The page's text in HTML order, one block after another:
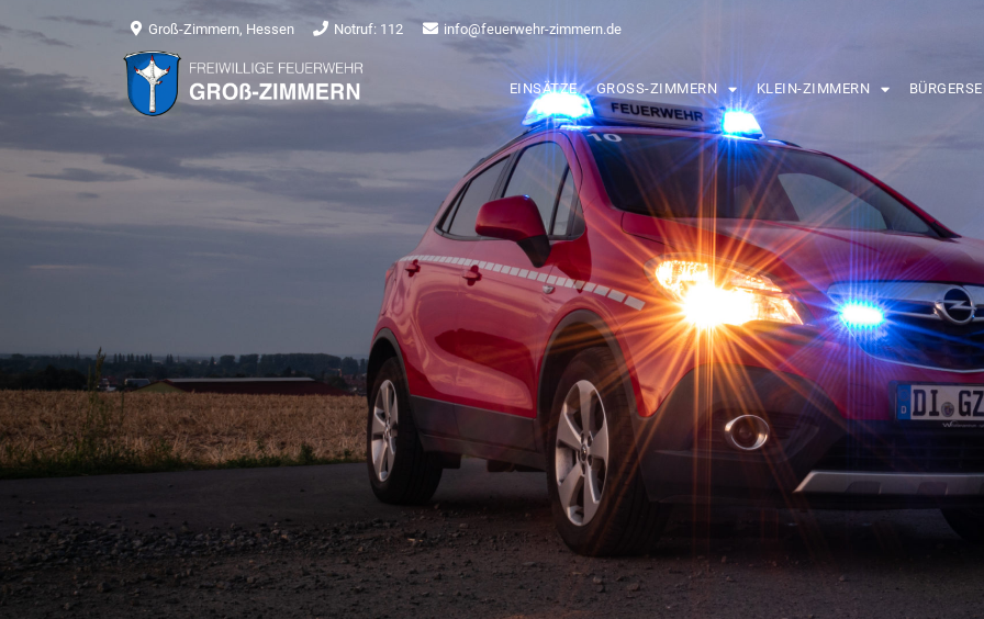
Groß-Zimmern, Hessen Notruf: 112 info@feuerwehr-zimmern.de
EINSÄTZE GROSS-ZIMMERN KLEIN-ZIMMERN